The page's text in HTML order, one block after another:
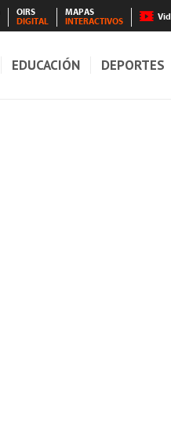
OIRS
DIGITAL
MAPAS
INTERACTIVOS
EDUCACIÓN DEPORTES